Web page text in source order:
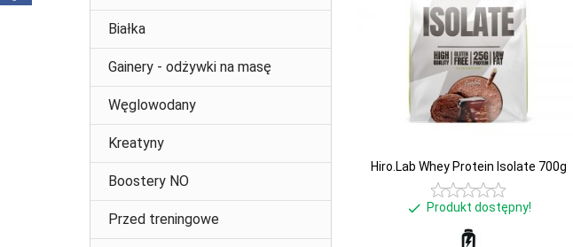
Białka
Gainery - odżywki na masę
Węglowodany
Kreatyny
Boostery NO
Przed treningowe
Hiro.Lab Whey Protein Isolate 700g
Produkt dostępny!